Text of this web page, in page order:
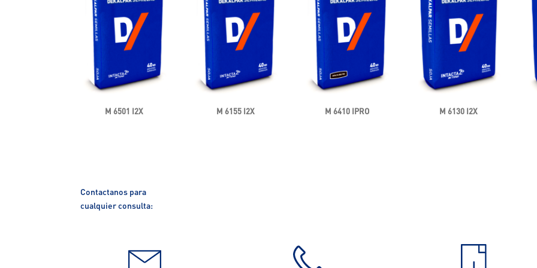
M 6501 I2X M 6155 I2X M 6410 IPRO M 6130 I2X
Contactanos para
cualquier consulta: